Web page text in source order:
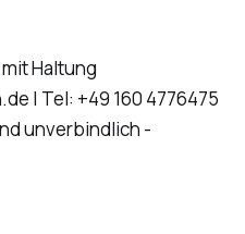
Haltung
| Tel: +49 160 4776475
unverbindlich -